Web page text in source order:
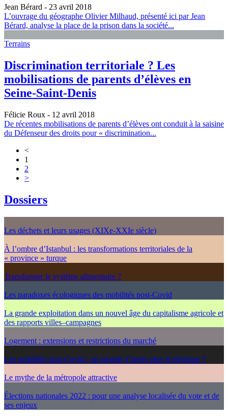
Jean Bérard - 23 avril 2018
L’ouvrage du géographe Olivier Milhaud, présenté ici par Jean
Bérard, analyse la place de la prison dans la société...
Terrains
Discrimination territoriale ? Les
mobilisations de parents d’élèves en
Seine-Saint-Denis
Félicie Roux - 12 avril 2018
De récentes mobilisations de parents d’élèves ont conduit à la saisine
du Défenseur des droits pour « discrimination...
<
1
2
>
Dossiers
Les déchets et leurs usages (XIXe-XXIe siècle)
À l’ombre d’Istanbul : les transformations territoriales de la
« province » turque
Transformer le système alimentaire ?
Les paradoxes écologiques des mobilités post-Covid
La grande exploitation dans un nouvel âge du capitalisme agricole et
des rapports villes–campagnes
Logement : extensions et restrictions du marché
Les mobilités post-Covid : un monde d’après plus écologique ?
Le mythe de la métropole attractive
Élections nationales 2022 : pour une analyse localisée du vote et de
ses enjeux